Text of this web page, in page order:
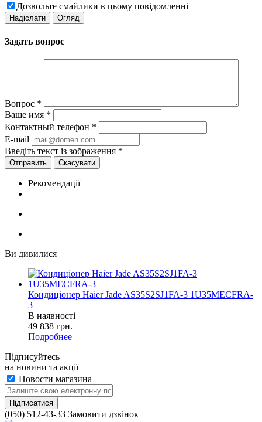
Дозвольте смайлики в цьому повідомленні
Задать вопрос
Вопрос *
Ваше имя *
Контактный телефон *
E-mail
Введіть текст із зображення *
Скасувати
Рекомендації
Ви дивилися
Кондиціонер Haier Jade AS35S2SJ1FA-3 1U35MECFRA-
3
В наявності
49 838 грн.
Подробнее
Підписуйтесь
на новини та акції
Новости магазина
(050) 512-43-33 Замовити дзвінок